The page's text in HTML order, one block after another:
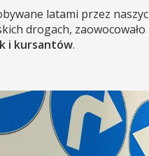
latami przez
drogach, zaowocowało
i kursantów.